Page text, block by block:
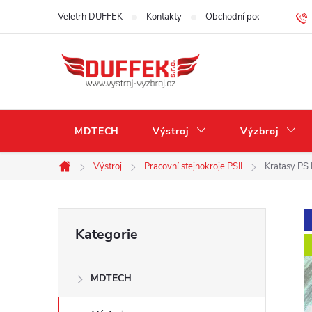
Veletrh DUFFEK Kontakty Obchodní podmínky
MDTECH Výstroj Výzbroj
Domů
Výstroj Pracovní stejnokroje PSII Kraťasy PS
s
kategorie
Kategorie
MDTECH